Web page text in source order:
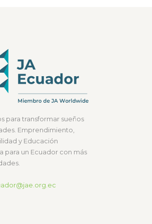
para transformar sueños
Emprendimiento,
y Educación
para un Ecuador con más